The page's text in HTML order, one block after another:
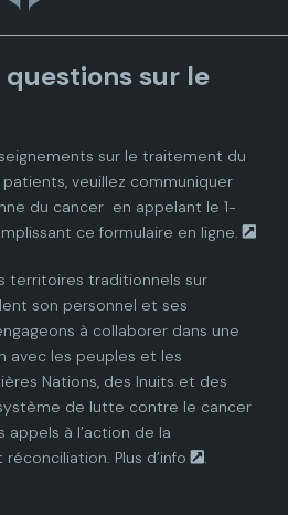
a
d
a
n
P
a
r
t
a
d
a
n
P
a
r
t
a
d
a
n
P
a
r
t
questions sur le
sur le traitement du
veuillez communiquer
du cancer en appelant le 1-
ce formulaire en ligne.
territoires traditionnels sur
son personnel et ses
à collaborer dans une
avec les peuples et les
Nations, des Inuits et des
de lutte contre le cancer
à l’action de la
réconciliation. Plus d’info .